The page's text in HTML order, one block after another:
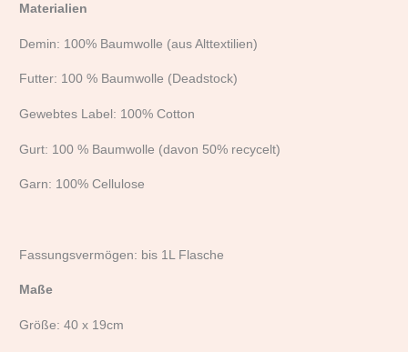
Materialien
Demin: 100% Baumwolle (aus Alttextilien)
Futter: 100 % Baumwolle (Deadstock)
Gewebtes Label: 100% Cotton
Gurt: 100 % Baumwolle (davon 50% recycelt)
Garn: 100% Cellulose
Fassungsvermögen: bis 1L Flasche
Maße
Größe: 40 x 19cm